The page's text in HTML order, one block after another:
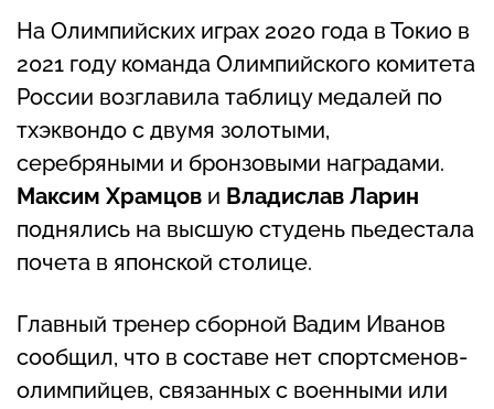
На Олимпийских играх 2020 года в Токио в
2021 году команда Олимпийского комитета
России возглавила таблицу медалей по
тхэквондо с двумя золотыми,
серебряными и бронзовыми наградами.
Максим Храмцов и Владислав Ларин
поднялись на высшую студень пьедестала
почета в японской столице.
Главный тренер сборной Вадим Иванов
сообщил, что в составе нет спортсменов-
олимпийцев, связанных с военными или